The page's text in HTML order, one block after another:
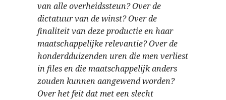
van alle overheidssteun? Over de
dictatuur van de winst? Over de
finaliteit van deze productie en haar
maatschappelijke relevantie? Over de
honderdduizenden uren die men verliest
in files en die maatschappelijk anders
zouden kunnen aangewend worden?
Over het feit dat met een slecht